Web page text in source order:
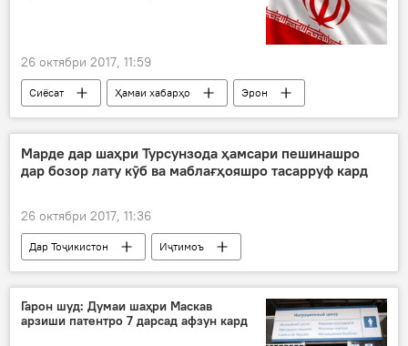
26 октябри 2017, 11:59
Сиёсат Ҳамаи хабарҳо
Эрон
Ҳоҷӣ Ҳусайн Мӯсозода
ҲНИТ
муттаҳам
Дар Тоҷикистон
Марде дар шаҳри Турсунзода ҳамсари пешинашро
дар бозор лату кӯб ва маблағҳояшро тасарруф кард
26 октябри 2017, 11:36
Дар Тоҷикистон
Иҷтимоъ
Ҳамаи хабарҳо
Турсунзода
ҳамсар
хонавода
Гарон шуд: Думаи шаҳри Маскав
арзиши патентро 7 дарсад афзун кард